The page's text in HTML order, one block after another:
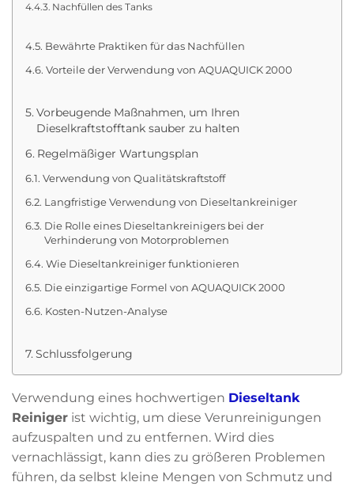
Nachfüllen des Tanks
Bewährte Praktiken für das Nachfüllen
Vorteile der Verwendung von AQUAQUICK 2000
Vorbeugende Maßnahmen, um Ihren
Dieselkraftstofftank sauber zu halten
Regelmäßiger Wartungsplan
Verwendung von Qualitätskraftstoff
Langfristige Verwendung von Dieseltankreiniger
Die Rolle eines Dieseltankreinigers bei der
Verhinderung von Motorproblemen
Wie Dieseltankreiniger funktionieren
Die einzigartige Formel von AQUAQUICK 2000
Kosten-Nutzen-Analyse
Schlussfolgerung
Verwendung eines hochwertigen Dieseltank
Reiniger ist wichtig, um diese Verunreinigungen
aufzuspalten und zu entfernen. Wird dies
vernachlässigt, kann dies zu größeren Problemen
führen, da selbst kleine Mengen von Schmutz und